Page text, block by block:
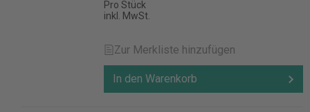
Pro Stück
inkl. MwSt.
Zur Merkliste hinzufügen
In den Warenkorb